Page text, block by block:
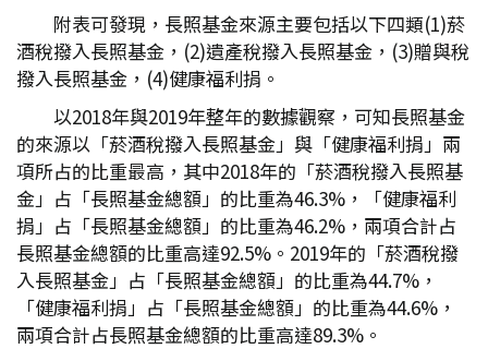
附表可發現，長照基金來源主要包括以下四類(1)菸
酒稅撥入長照基金，(2)遺產稅撥入長照基金，(3)贈與稅
撥入長照基金，(4)健康福利捐。
以2018年與2019年整年的數據觀察，可知長照基金
的來源以「菸酒稅撥入長照基金」與「健康福利捐」兩
項所占的比重最高，其中2018年的「菸酒稅撥入長照基
金」占「長照基金總額」的比重為46.3%，「健康福利
捐」占「長照基金總額」的比重為46.2%，兩項合計占
長照基金總額的比重高達92.5%。2019年的「菸酒稅撥
入長照基金」占「長照基金總額」的比重為44.7%，
「健康福利捐」占「長照基金總額」的比重為44.6%，
兩項合計占長照基金總額的比重高達89.3%。